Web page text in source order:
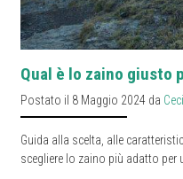
Qual è lo zaino giusto
Postato il 8 Maggio 2024 da
Guida alla scelta, alle
scegliere lo zaino più adatto per